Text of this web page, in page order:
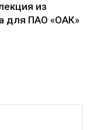
из
для ПАО «ОАК»